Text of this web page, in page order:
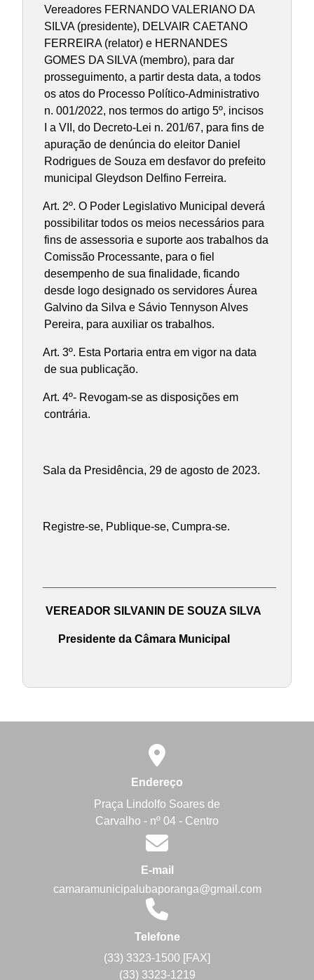
Vereadores FERNANDO VALERIANO DA
SILVA (presidente), DELVAIR CAETANO
FERREIRA (relator) e HERNANDES
GOMES DA SILVA (membro), para dar
prosseguimento, a partir desta data, a todos
os atos do Processo Político-Administrativo
n. 001/2022, nos termos do artigo 5º, incisos
I a VII, do Decreto-Lei n. 201/67, para fins de
apuração de denúncia do eleitor Daniel
Rodrigues de Souza em desfavor do prefeito
municipal Gleydson Delfino Ferreira.
Art. 2º. O Poder Legislativo Municipal deverá
possibilitar todos os meios necessários para
fins de assessoria e suporte aos trabalhos da
Comissão Processante, para o fiel
desempenho de sua finalidade, ficando
desde logo designado os servidores Áurea
Galvino da Silva e Sávio Tennyson Alves
Pereira, para auxiliar os trabalhos.
Art. 3º. Esta Portaria entra em vigor na data
de sua publicação.
Art. 4º- Revogam-se as disposições em
contrária.
Sala da Presidência, 29 de agosto de 2023.
Registre-se, Publique-se, Cumpra-se.
VEREADOR SILVANIN DE SOUZA SILVA
Presidente da Câmara Municipal
Endereço
Praça Lindolfo Soares de
Carvalho - nº 04 - Centro
E-mail
camaramunicipalubaporanga@gmail.com
Telefone
(33) 3323-1500 [FAX]
(33) 3323-1219